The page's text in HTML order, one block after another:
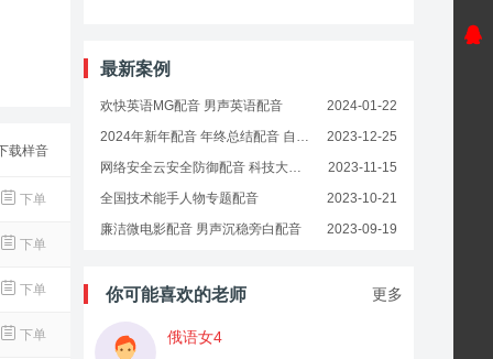
载样音
下单
下单
下单
下单
最新案例
欢快英语MG配音 男声英语配音
2024-01-22
2024年新年配音 年终总结配音 自信积极美好的语气
2023-12-25
网络安全云安全防御配音 科技大气配音
2023-11-15
全国技术能手人物专题配音
2023-10-21
廉洁微电影配音 男声沉稳旁白配音
2023-09-19
你可能喜欢的老师 更多
俄语女4